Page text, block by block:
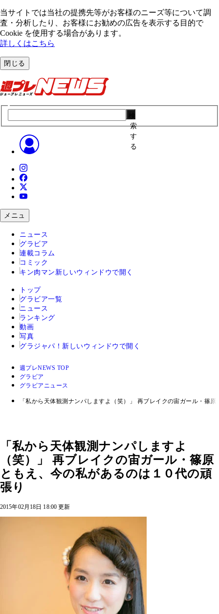
当サイトでは当社の提携先等がお客様のニーズ等について調
査・分析したり、お客様にお勧めの広告を表⽰する⽬的で
Cookie を使⽤する場合があります。
詳しくはこちら
閉じる
索
す
る
メニュ
ニュース
グラビア
連載コラム
コミック
キン肉マン 新しいウィンドウで開く
トップ
グラビア一覧
ニュース
ランキング
動画
写真
グラジャパ！ 新しいウィンドウで開く
週プレNEWS TOP
グラビア
グラビアニュース
「私から天体観測ナンパしますよ（笑）」 再ブレイクの宙ガール・篠
「私から天体観測ナンパしますよ
（笑）」 再ブレイクの宙ガール・篠原
ともえ、今の私があるのは１０代の頑
張り
2015年02月18日 18:00 更新